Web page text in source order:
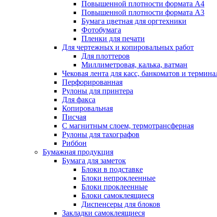
Повышенной плотности формата А4
Повышенной плотности формата А3
Бумага цветная для оргтехники
Фотобумага
Пленки для печати
Для чертежных и копировальных работ
Для плоттеров
Миллиметровая, калька, ватман
Чековая лента для касс, банкоматов и
Перфорированная
Рулоны для принтера
Для факса
Копировальная
Писчая
С магнитным слоем, термотрансферная
Рулоны для тахографов
Риббон
Бумажная продукция
Бумага для заметок
Блоки в подставке
Блоки непроклеенные
Блоки проклеенные
Блоки самоклеящиеся
Диспенсеры для блоков
Закладки самоклеящиеся